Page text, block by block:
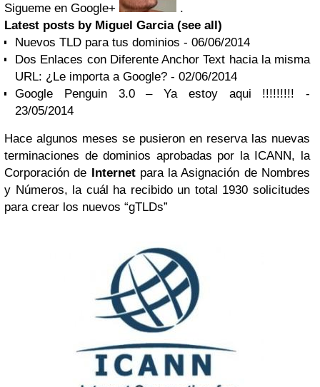
Sigueme en Google+
.
Latest posts by Miguel Garcia (see all)
Nuevos TLD para tus dominios - 06/06/2014
Dos Enlaces con Diferente Anchor Text hacia la misma
URL: ¿Le importa a Google? - 02/06/2014
Google Penguin 3.0 – Ya estoy aqui !!!!!!!!! -
23/05/2014
Hace algunos meses se pusieron en reserva las nuevas
terminaciones de dominios aprobadas por la ICANN, la
Corporación de Internetpara la Asignación de Nombres
y Números, la cuál ha recibido un total 1930 solicitudes
para crear los nuevos “gTLDs”